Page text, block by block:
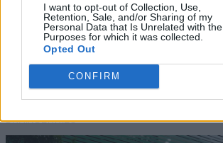
I want to opt-out of Collection, Use,
Retention, Sale, and/or Sharing of my
Personal Data that Is Unrelated with the
Purposes for which it was collected.
Opted Out
CONFIRM